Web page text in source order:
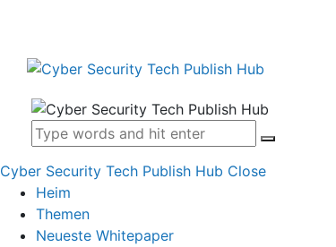
Cyber Security Tech Publish Hub Close
Heim
Themen
Neueste Whitepaper